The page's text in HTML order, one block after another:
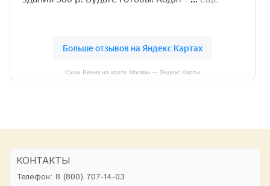
Суши Веник на карте Москвы — Яндекс Карты
КОНТАКТЫ
Телефон: 8 (800) 707-14-03